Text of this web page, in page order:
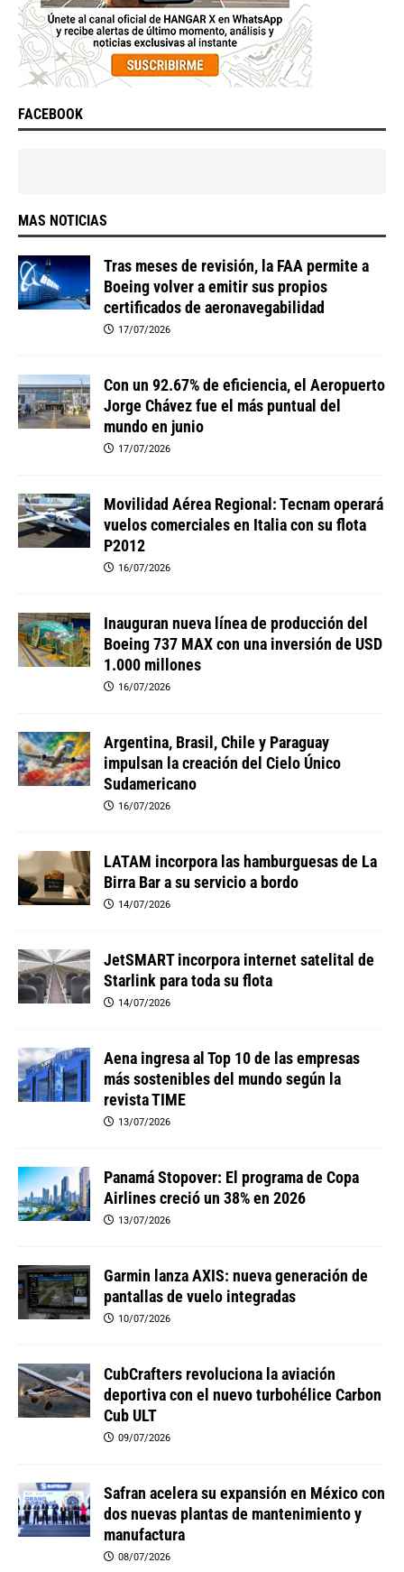
FACEBOOK
MAS NOTICIAS
Tras meses de revisión, la FAA permite a
Boeing volver a emitir sus propios
certificados de aeronavegabilidad
17/07/2026
Con un 92.67% de eficiencia, el Aeropuerto
Jorge Chávez fue el más puntual del
mundo en junio
17/07/2026
Movilidad Aérea Regional: Tecnam operará
vuelos comerciales en Italia con su flota
P2012
16/07/2026
Inauguran nueva línea de producción del
Boeing 737 MAX con una inversión de USD
1.000 millones
16/07/2026
Argentina, Brasil, Chile y Paraguay
impulsan la creación del Cielo Único
Sudamericano
16/07/2026
LATAM incorpora las hamburguesas de La
Birra Bar a su servicio a bordo
14/07/2026
JetSMART incorpora internet satelital de
Starlink para toda su flota
14/07/2026
Aena ingresa al Top 10 de las empresas
más sostenibles del mundo según la
revista TIME
13/07/2026
Panamá Stopover: El programa de Copa
Airlines creció un 38% en 2026
13/07/2026
Garmin lanza AXIS: nueva generación de
pantallas de vuelo integradas
10/07/2026
CubCrafters revoluciona la aviación
deportiva con el nuevo turbohélice Carbon
Cub ULT
09/07/2026
Safran acelera su expansión en México con
dos nuevas plantas de mantenimiento y
manufactura
08/07/2026